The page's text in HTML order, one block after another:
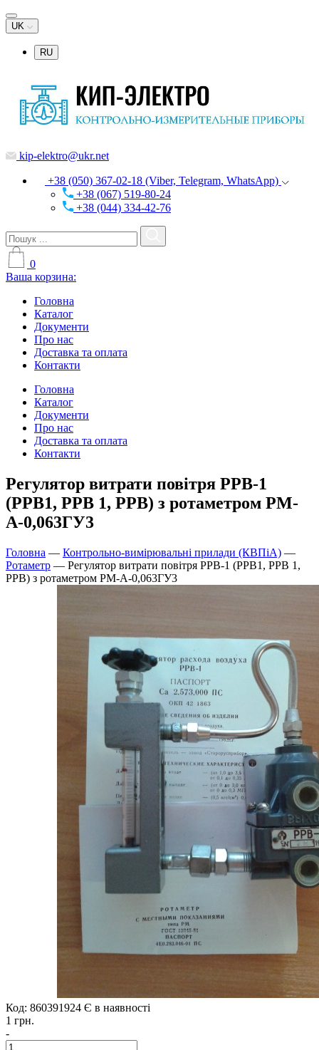
UK
RU
kip-elektro@ukr.net
+38 (050) 367-02-18 (Viber, Telegram, WhatsApp)
+38 (067) 519-80-24
+38 (044) 334-42-76
0
Ваша корзина:
Головна
Каталог
Документи
Про нас
Доставка та оплата
Контакти
Головна
Каталог
Документи
Про нас
Доставка та оплата
Контакти
Регулятор витрати повітря РРВ-1
(РРВ1, РРВ 1, РРВ) з ротаметром РМ-
А-0,063ГУ3
Головна — Контрольно-вимірювальні прилади (КВПіА) —
Ротаметр — Регулятор витрати повітря РРВ-1 (РРВ1, РРВ 1,
РРВ) з ротаметром РМ-А-0,063ГУ3
Код: 860391924 Є в наявності
1 грн.
-